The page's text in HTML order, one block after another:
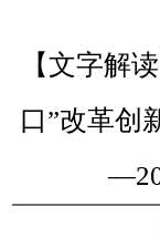
【文字解
口”改革创